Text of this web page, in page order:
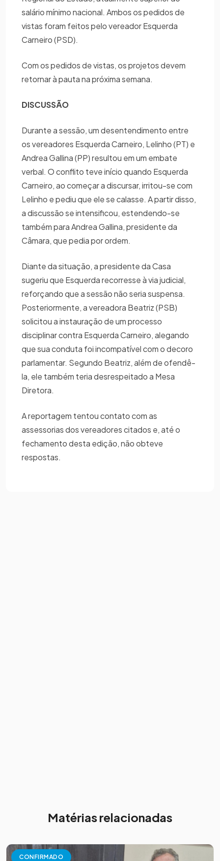
salário mínimo nacional. Ambos os pedidos de
vistas foram feitos pelo vereador Esquerda
Carneiro (PSD).
Com os pedidos de vistas, os projetos devem
retornar à pauta na próxima semana.
DISCUSSÃO
Durante a sessão, um desentendimento entre
os vereadores Esquerda Carneiro, Lelinho (PT) e
Andrea Gallina (PP) resultou em um embate
verbal. O conflito teve início quando Esquerda
Carneiro, ao começar a discursar, irritou-se com
Lelinho e pediu que ele se calasse. A partir disso,
a discussão se intensificou, estendendo-se
também para Andrea Gallina, presidente da
Câmara, que pedia por ordem.
Diante da situação, a presidente da Casa
sugeriu que Esquerda recorresse à via judicial,
reforçando que a sessão não seria suspensa.
Posteriormente, a vereadora Beatriz (PSB)
solicitou a instauração de um processo
disciplinar contra Esquerda Carneiro, alegando
que sua conduta foi incompatível com o decoro
parlamentar. Segundo Beatriz, além de ofendê-
la, ele também teria desrespeitado a Mesa
Diretora.
A reportagem tentou contato com as
assessorias dos vereadores citados e, até o
fechamento desta edição, não obteve
respostas.
Matérias relacionadas
CONFIRMADO